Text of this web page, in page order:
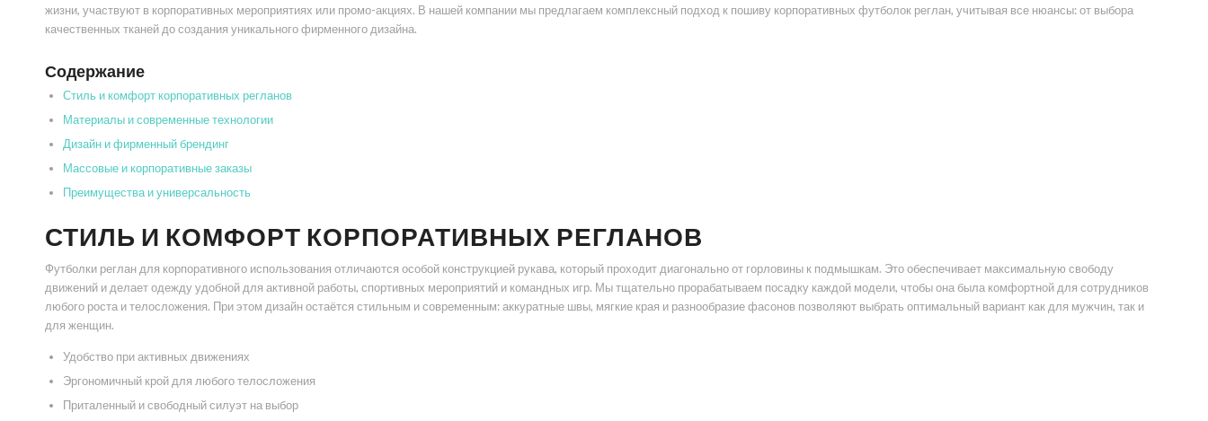
жизни, участвуют в корпоративных мероприятиях или промо-акциях. В нашей компании мы предлагаем комплексный подход к пошиву корпоративных футболок реглан, учитывая все нюансы: от выбора
качественных тканей до создания уникального фирменного дизайна.
Содержание
Стиль и комфорт корпоративных регланов
Материалы и современные технологии
Дизайн и фирменный брендинг
Массовые и корпоративные заказы
Преимущества и универсальность
СТИЛЬ И КОМФОРТ КОРПОРАТИВНЫХ РЕГЛАНОВ
Футболки реглан для корпоративного использования отличаются особой конструкцией рукава, который проходит диагонально от горловины к подмышкам. Это обеспечивает максимальную свободу
движений и делает одежду удобной для активной работы, спортивных мероприятий и командных игр. Мы тщательно прорабатываем посадку каждой модели, чтобы она была комфортной для сотрудников
любого роста и телосложения. При этом дизайн остаётся стильным и современным: аккуратные швы, мягкие края и разнообразие фасонов позволяют выбрать оптимальный вариант как для мужчин, так и
для женщин.
Удобство при активных движениях
Эргономичный крой для любого телосложения
Приталенный и свободный силуэт на выбор